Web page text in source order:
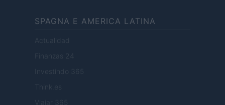
SPAGNA E AMERICA LATINA
Actualidad
Finanzas 24
Investindo 365
Think.es
Viajar 365